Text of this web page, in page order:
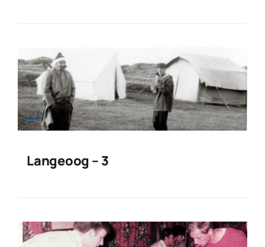
Langeoog – 3